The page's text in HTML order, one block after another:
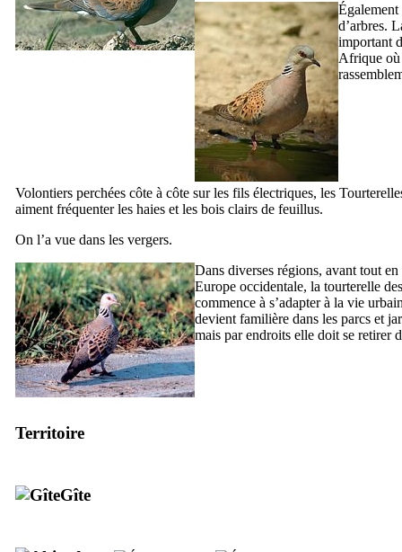
Également
d’arbres.
important
Afrique où
Volontiers perchées côte à côte sur les fils électriques, les
aiment fréquenter les haies et les bois clairs de feuillus.
On l’a vue dans les vergers.
Dans diverses régions, avant tout en
Europe occidentale, la tourterelle
commence à s’adapter à la vie
devient familière dans les parcs et
mais par endroits elle doit se retirer
Territoire
Gîte